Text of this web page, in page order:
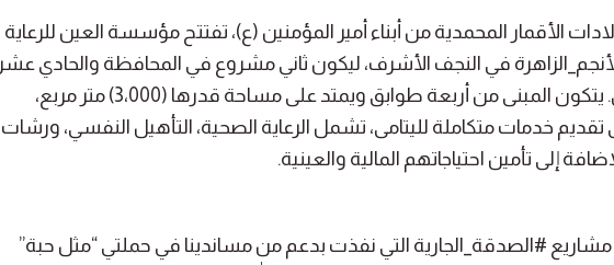
الأقمار المحمدية من أبناء أمير المؤمنين (ع)، تفتتح مؤسسة العين للرعاية
في النجف الأشرف، ليكون ثاني مشروع في المحافظة والحادي عشر
على مستوى العراق. يتكون المبنى من أربعة طوابق ويمتد على مساحة قدرها (3،000) متر مربع،
خدمات متكاملة لليتامى، تشمل الرعاية الصحية، التأهيل النفسي، ورشات
إلى تأمين احتياجاتهم المالية والعينية.
مشاريع #الصدقة_الجارية التي نفذت بدعم من مساندينا في حملتي “مثل حبة”